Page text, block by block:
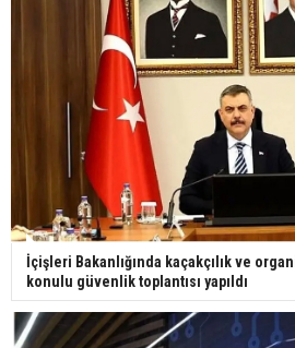
İçişleri Bakanlığında kaçakçılık ve
konulu güvenlik toplantısı yapıldı